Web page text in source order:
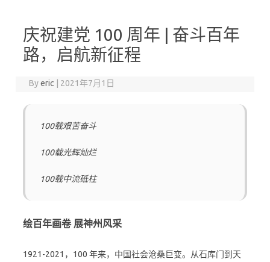
庆祝建党 100 周年 | 奋斗百年
路，启航新征程
Byeric 2021年7月1日
100载艰苦奋斗
100载光辉灿烂
100载中流砥柱
绘百年画卷 展神州风采
1921-2021，100 年来，中国社会沧桑巨变。从石库门到天